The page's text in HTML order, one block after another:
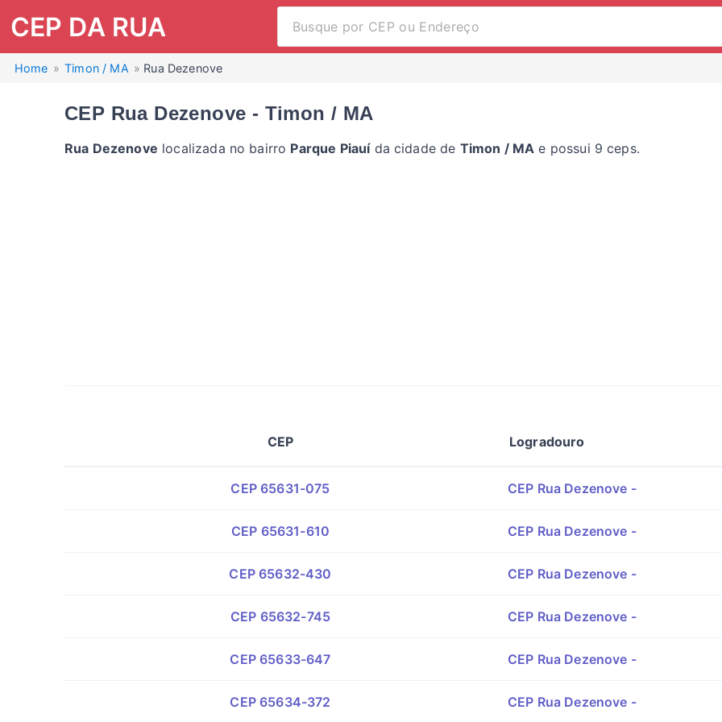
CEP DA RUA
Home Timon / MA Rua Dezenove
CEP Rua Dezenove - Timon / MA
Rua Dezenove localizada no bairro Parque Piauída cidade de Timon / MA e possui 9 ceps.
CEP Logradouro
CEP 65631-075 CEP Rua Dezenove -
CEP 65631-610 CEP Rua Dezenove -
CEP 65632-430 CEP Rua Dezenove -
CEP 65632-745 CEP Rua Dezenove -
CEP 65633-647 CEP Rua Dezenove -
CEP 65634-372 CEP Rua Dezenove -